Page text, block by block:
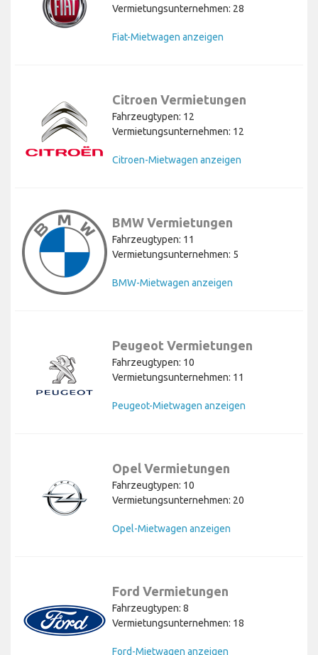
Vermietungsunternehmen: 28
Fiat-Mietwagen anzeigen
Citroen Vermietungen
Fahrzeugtypen: 12
Vermietungsunternehmen: 12
Citroen-Mietwagen anzeigen
BMW Vermietungen
Fahrzeugtypen: 11
Vermietungsunternehmen: 5
BMW-Mietwagen anzeigen
Peugeot Vermietungen
Fahrzeugtypen: 10
Vermietungsunternehmen: 11
Peugeot-Mietwagen anzeigen
Opel Vermietungen
Fahrzeugtypen: 10
Vermietungsunternehmen: 20
Opel-Mietwagen anzeigen
Ford Vermietungen
Fahrzeugtypen: 8
Vermietungsunternehmen: 18
Ford-Mietwagen anzeigen